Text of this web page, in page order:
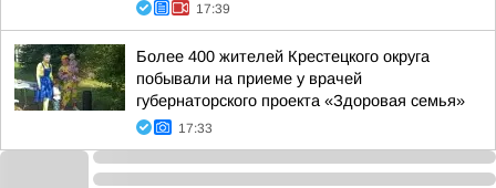
17:39
Более 400 жителей Крестецкого округа
побывали на приеме у врачей
губернаторского проекта «Здоровая семья»
17:33